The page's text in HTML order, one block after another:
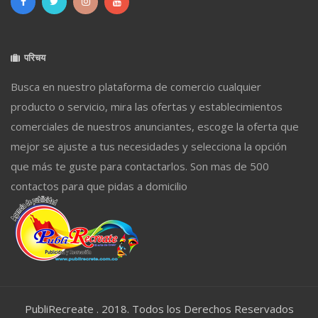
परिचय
Busca en nuestro plataforma de comercio cualquier
producto o servicio, mira las ofertas y establecimientos
comerciales de nuestros anunciantes, escoge la oferta que
mejor se ajuste a tus necesidades y selecciona la opción
que más te guste para contactarlos. Son mas de 500
contactos para que pidas a domicilio
PubliRecreate . 2018. Todos los Derechos Reservados